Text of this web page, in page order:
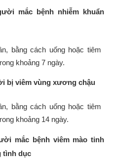
mắc bệnh nhiễm khuẩn
bằng cách uống hoặc tiêm
khoảng 7 ngày.
bị viêm vùng xương chậu
bằng cách uống hoặc tiêm
khoảng 14 ngày.
mắc bệnh viêm mào tinh
tình dục